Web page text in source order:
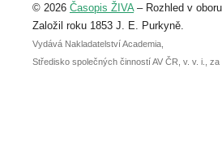
abstraktu přihlášené přednášky nebo
posteru je už 30. června.
© 2026 Časopis ŽIVA– Rozhled v
Založil roku 1853 J. E. Purkyně.
Vydává Nakladatelství Academia,
Středisko společných činností AV ČR, v. v. i., za